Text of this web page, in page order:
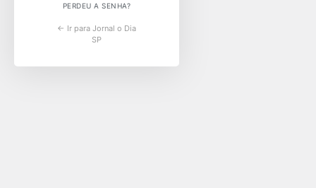
PERDEU A SENHA?
← Ir para Jornal o Dia
SP